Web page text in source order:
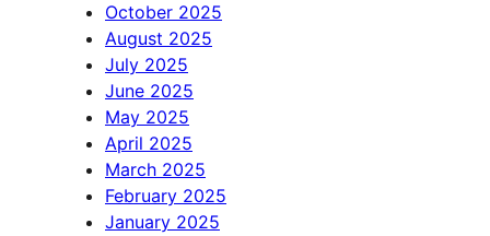
October 2025
August 2025
July 2025
June 2025
May 2025
April 2025
March 2025
February 2025
January 2025